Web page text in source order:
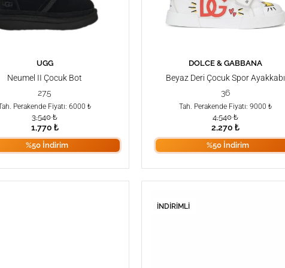
SEPETE EKLE
UGG
Neumel II Çocuk Bot
27.5
Perakende Fiyatı: 6000 ₺
3,540₺
1,770 ₺
%50 İndirim
SEPETE EKLE
DOLCE & GABBANA
Beyaz Deri Çocuk Spor Ayakkabı
36
Tah. Perakende Fiyatı: 9000 ₺
4,540₺
2,270₺
%50 İndirim
İNDIRIMLI